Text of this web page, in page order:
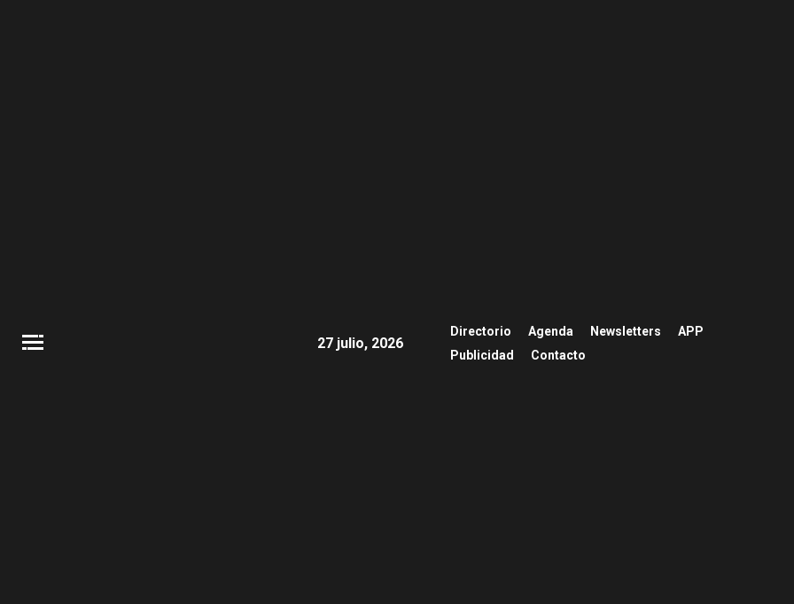
27 julio, 2026
Directorio Agenda Newsletters
APP
Publicidad
Contacto